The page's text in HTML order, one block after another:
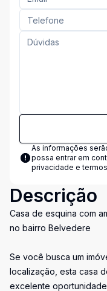
As informações
possa entrar em
privacidade e
Descrição
Casa de esquina com
no bairro Belvedere
Se você busca um
localização, esta casa
excelente oportunidade